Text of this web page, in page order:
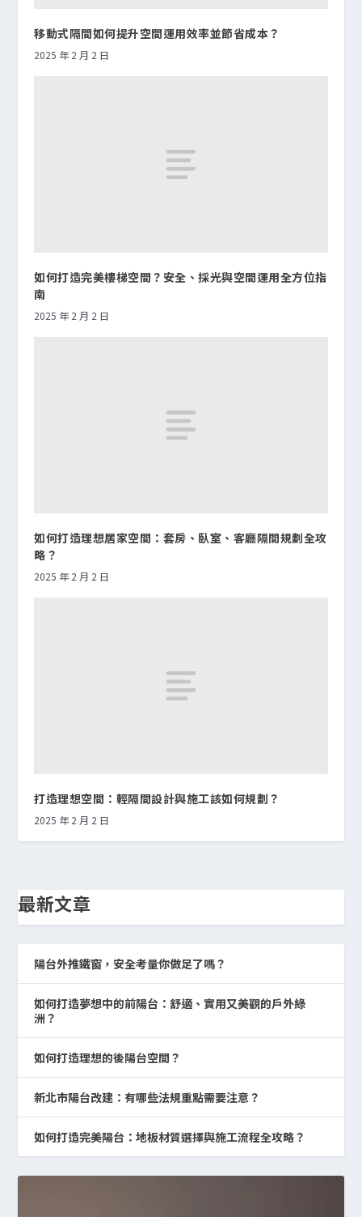
移動式隔間如何提升空間運用效率並節省成本？
2025 年 2 月 2 日
如何打造完美樓梯空間？安全、採光與空間運用全方位指
南
2025 年 2 月 2 日
如何打造理想居家空間：套房、臥室、客廳隔間規劃全攻
略？
2025 年 2 月 2 日
打造理想空間：輕隔間設計與施工該如何規劃？
2025 年 2 月 2 日
最新文章
陽台外推鐵窗，安全考量你做足了嗎？
如何打造夢想中的前陽台：舒適、實用又美觀的戶外綠
洲？
如何打造理想的後陽台空間？
新北市陽台改建：有哪些法規重點需要注意？
如何打造完美陽台：地板材質選擇與施工流程全攻略？